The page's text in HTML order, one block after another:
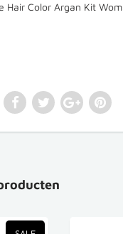
Hair Color Argan Kit